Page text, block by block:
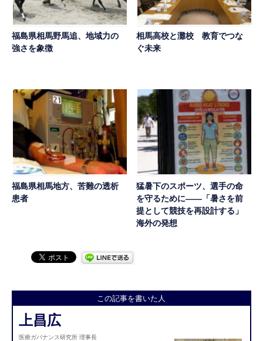
福島県相馬野馬追、地域力の
強さを象徴
相馬高校と灘校 教育でつな
ぐ未来
福島県相馬地方、苦難の透析
患者
猛暑下のスポーツ、選手の命
を守るために――「暑さを前
提として競技を再設計する」
海外の発想
この記事を書いた人
上昌広
医療ガバナンス研究所 理事長